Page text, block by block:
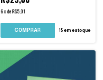
6xdeR$5,01
15 em estoque